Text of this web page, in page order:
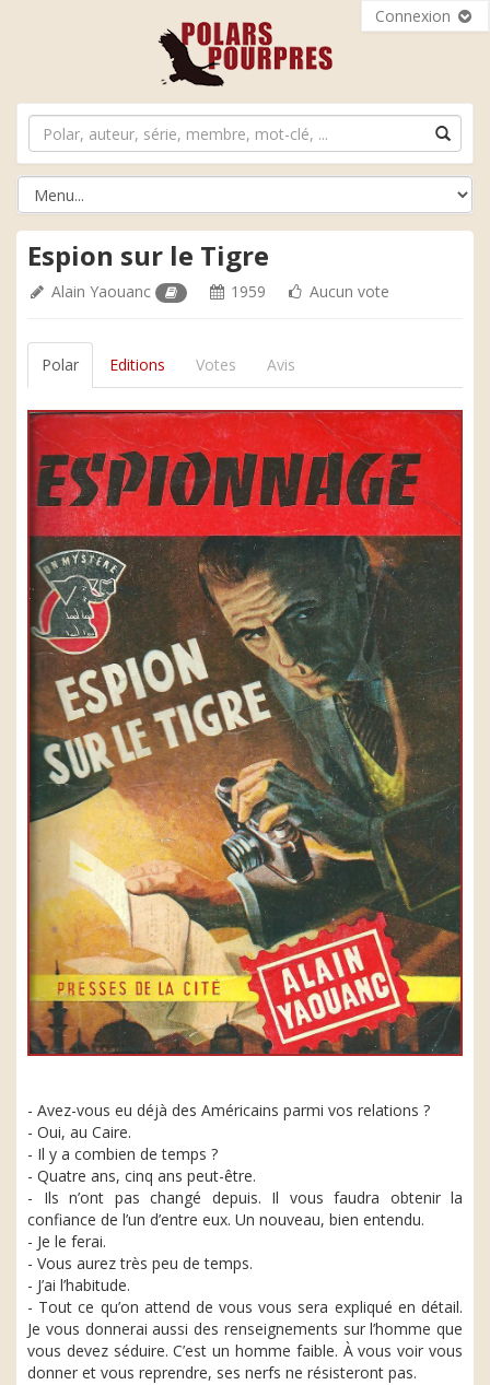
Connexion
Espion sur le Tigre
Alain Yaouanc 1959 Aucun vote
Polar Editions Votes Avis
- Avez-vous eu déjà des Américains parmi vos relations ?
- Oui, au Caire.
- Il y a combien de temps ?
- Quatre ans, cinq ans peut-être.
- Ils n’ont pas changé depuis. Il vous faudra obtenir la
confiance de l’un d’entre eux. Un nouveau, bien entendu.
- Je le ferai.
- Vous aurez très peu de temps.
- J’ai l’habitude.
- Tout ce qu’on attend de vous vous sera expliqué en détail.
Je vous donnerai aussi des renseignements sur l’homme que
vous devez séduire. C’est un homme faible. À vous voir vous
donner et vous reprendre, ses nerfs ne résisteront pas.